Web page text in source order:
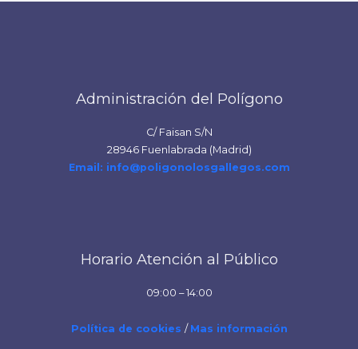
Administración del Polígono
C/ Faisan S/N
28946 Fuenlabrada (Madrid)
Email: info@poligonolosgallegos.com
Horario Atención al Público
09:00 – 14:00
Política de cookies / Mas información